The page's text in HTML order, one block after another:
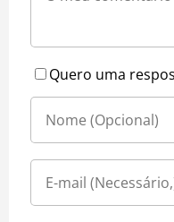
Quero uma